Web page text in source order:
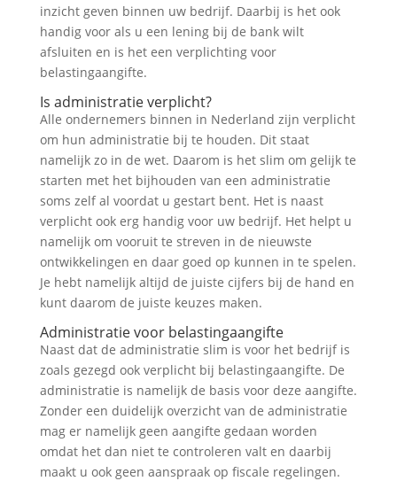
inzicht geven binnen uw bedrijf. Daarbij is het ook
handig voor als u een lening bij de bank wilt
afsluiten en is het een verplichting voor
belastingaangifte.
Is administratie verplicht?
Alle ondernemers binnen in Nederland zijn verplicht
om hun administratie bij te houden. Dit staat
namelijk zo in de wet. Daarom is het slim om gelijk te
starten met het bijhouden van een administratie
soms zelf al voordat u gestart bent. Het is naast
verplicht ook erg handig voor uw bedrijf. Het helpt u
namelijk om vooruit te streven in de nieuwste
ontwikkelingen en daar goed op kunnen in te spelen.
Je hebt namelijk altijd de juiste cijfers bij de hand en
kunt daarom de juiste keuzes maken.
Administratie voor belastingaangifte
Naast dat de administratie slim is voor het bedrijf is
zoals gezegd ook verplicht bij belastingaangifte. De
administratie is namelijk de basis voor deze aangifte.
Zonder een duidelijk overzicht van de administratie
mag er namelijk geen aangifte gedaan worden
omdat het dan niet te controleren valt en daarbij
maakt u ook geen aanspraak op fiscale regelingen.